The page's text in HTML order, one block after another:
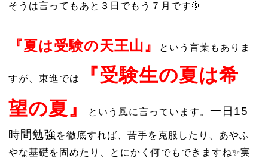
そうは言ってもあと３日でもう７月です🌞
『夏は受験の天王山』 という言葉もありま
すが、東進では
『受験生の夏は希
望の夏』
という風に言っています。 一日15
時間勉強 を徹底すれば、苦手を克服したり、あやふ
やな基礎を固めたり、とにかく何でもできますね✨実